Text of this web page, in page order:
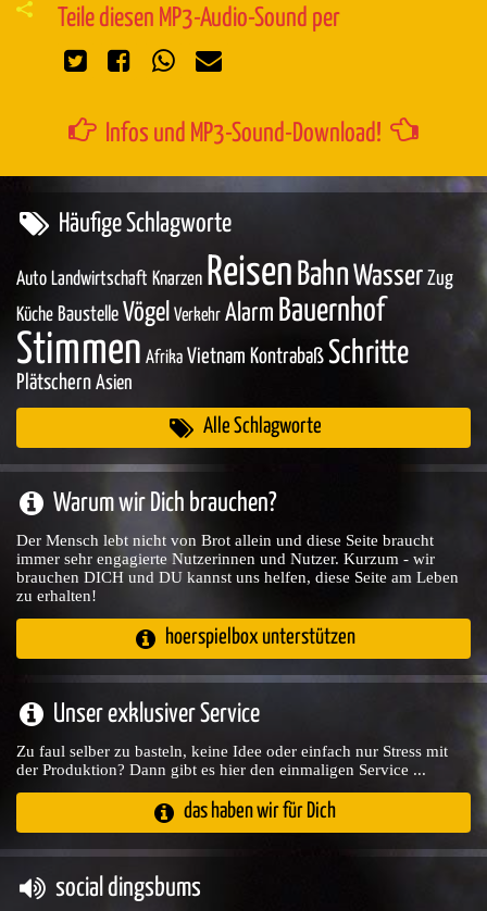
Teile diesen MP3-Audio-Sound per
Infos und MP3-Sound-Download!
Häufige Schlagworte
Auto Landwirtschaft Knarzen Reisen BahnWasser Zug
Küche Baustelle Vögel Verkehr Alarm Bauernhof
Stimmen Afrika Vietnam Kontrabaß Schritte
Plätschern Asien
Alle Schlagworte
Warum wir Dich brauchen?
Der Mensch lebt nicht von Brot allein und diese Seite braucht
immer sehr engagierte Nutzerinnen und Nutzer. Kurzum - wir
brauchen DICH und DU kannst uns helfen, diese Seite am Leben
zu erhalten!
hoerspielbox unterstützen
Unser exklusiver Service
Zu faul selber zu basteln, keine Idee oder einfach nur Stress mit
der Produktion? Dann gibt es hier den einmaligen Service ...
das haben wir für Dich
social dingsbums